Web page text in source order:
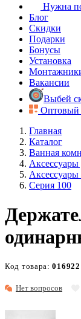
Нужна
Блог
Скидки
Подарки
Бонусы
Установка
Вакансии
Выбей
Оптовый
Главная
Каталог
Ванная
Аксессуары
Серия 100
Нет вопросов
Код товара:016922